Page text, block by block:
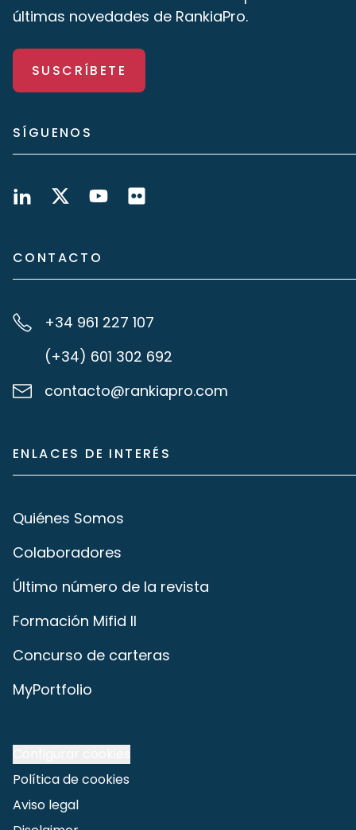
últimas novedades de RankiaPro.
SUSCRÍBETE
SÍGUENOS
CONTACTO
+34 961 227 107
(+34) 601 302 692
contacto@rankiapro.com
ENLACES DE INTERÉS
Quiénes Somos
Colaboradores
Último número de la revista
Formación Mifid II
Concurso de carteras
MyPortfolio
Política de cookies
Aviso legal